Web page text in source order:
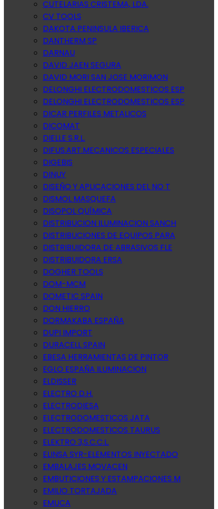
CUTELARIAS CRISTEMA, LDA.
CV TOOLS
DAKOTA PENINSULA IBERICA
DANTHERM SP
DARNAU
DAVID JAEN SEGURA
DAVID MORI SAN JOSE MORIMON
DELONGHI ELECTRODOMESTICOS ESP
DELONGHI ELECTRODOMESTICOS ESP
DICAR PERFILES METALICOS
DICOMAT
DIELLE S.R.L.
DIFUS.ART.MECANICOS ESPECIALES
DIGEBIS
DINUY
DISEÑO Y APLICACIONES DEL NO T
DISMOL MASQUEFA
DISOPOL QUÍMICA
DISTRIBUCION ILUMINACION SANCH
DISTRIBUCIONES DE EQUIPOS PARA
DISTRIBUIDORA DE ABRASIVOS FLE
DISTRIBUIDORA ERSA
DOGHER TOOLS
DOM-MCM
DOMETIC SPAIN
DON HIERRO
DORMAKABA ESPAÑA
DUPI IMPORT
DURACELL SPAIN
EBESA HERRAMIENTAS DE PINTOR
EGLO ESPAÑA ILUMINACION
ELDISSER
ELECTRO D.H.
ELECTRODIESA
ELECTRODOMESTICOS JATA
ELECTRODOMESTICOS TAURUS
ELEKTRO 3,S.C.C.L.
ELINSA SYR-ELEMENTOS INYECTADO
EMBALAJES MOVACEN
EMBUTICIONES Y ESTAMPACIONES M
EMILIO TORTAJADA
EMUCA